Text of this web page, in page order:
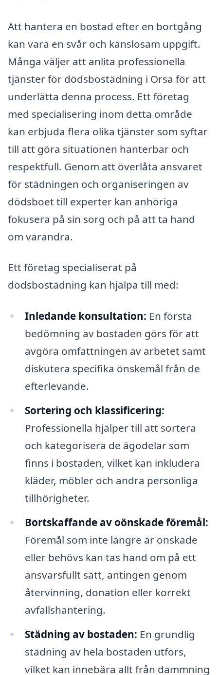
Att hantera en bostad efter en bortgång
kan vara en svår och känslosam uppgift.
Många väljer att anlita professionella
tjänster för dödsbostädning i Orsa för att
underlätta denna process. Ett företag
med specialisering inom detta område
kan erbjuda flera olika tjänster som syftar
till att göra situationen hanterbar och
respektfull. Genom att överlåta ansvaret
för städningen och organiseringen av
dödsboet till experter kan anhöriga
fokusera på sin sorg och på att ta hand
om varandra.
Ett företag specialiserat på
dödsbostädning kan hjälpa till med:
Inledande konsultation: En första
bedömning av bostaden görs för att
avgöra omfattningen av arbetet samt
diskutera specifika önskemål från de
efterlevande.
Sortering och klassificering:
Professionella hjälper till att sortera
och kategorisera de ägodelar som
finns i bostaden, vilket kan inkludera
kläder, möbler och andra personliga
tillhörigheter.
Bortskaffande av oönskade föremål:
Föremål som inte längre är önskade
eller behövs kan tas hand om på ett
ansvarsfullt sätt, antingen genom
återvinning, donation eller korrekt
avfallshantering.
Städning av bostaden: En grundlig
städning av hela bostaden utförs,
vilket kan innebära allt från dammning